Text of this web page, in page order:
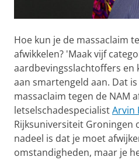
Hoe kun je de massaclaim
afwikkelen? 'Maak vijf
aardbevingsslachtoffers en
aan smartengeld aan. Dat
massaclaim tegen de NAM
letselschadespecialistArvin
Rijksuniversiteit Groningen
nadeel is dat je moet
omstandigheden, maar je